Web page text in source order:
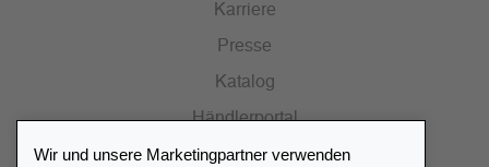
Karriere
Presse
Katalog
Händlerportal
Wir und unsere Marketingpartner verwenden